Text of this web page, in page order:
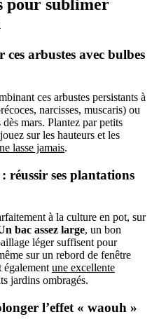
pour sublimer
ces arbustes avec bulbes
ces arbustes persistants à
narcisses, muscaris) ou
mars. Plantez par petits
sur les hauteurs et les
lasse jamais.
réussir ses plantations
à la culture en pot, sur
bac assez large, un bon
léger suffisent pour
sur un rebord de fenêtre
également une excellente
jardins ombragés.
l’effet « waouh »